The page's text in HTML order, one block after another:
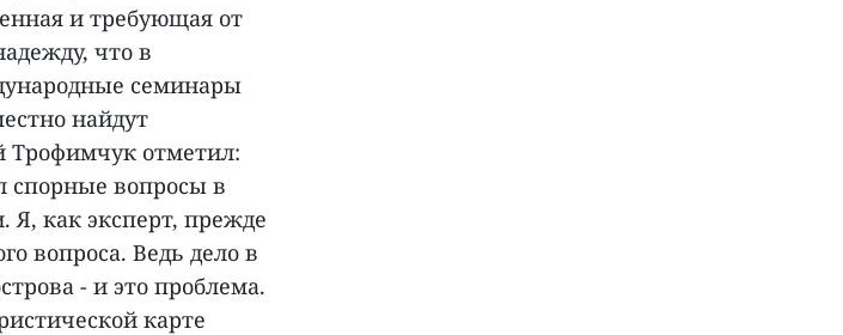
и требующая от
что в
семинары
найдут
Трофимчук отметил:
спорные вопросы в
Я, как эксперт, прежде
вопроса. Ведь дело в
- и это проблема.
карте